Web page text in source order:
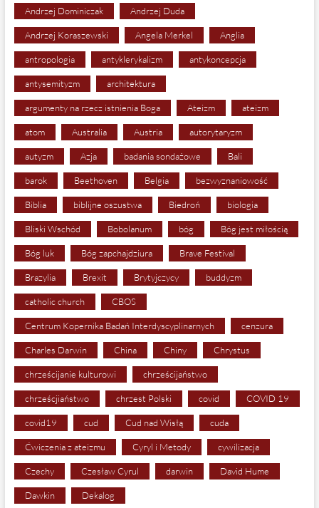
Andrzej Dominiczak Andrzej Duda
Andrzej Koraszewski Angela Merkel Anglia
antropologia antyklerykalizm antykoncepcja
antysemityzm architektura
argumenty na rzecz istnienia Boga Ateizm ateizm
atom Australia Austria autorytaryzm
autyzm Azja badania sondażowe Bali
barok Beethoven Belgia bezwyznaniowość
Biblia biblijne oszustwa Biedroń biologia
Bliski Wschód Bobolanum bóg Bóg jest miłością
Bóg luk Bóg zapchajdziura Brave Festival
Brazylia Brexit Brytyjczycy buddyzm
catholic church CBOS
Centrum Kopernika Badań Interdyscyplinarnych cenzura
Charles Darwin China Chiny Chrystus
chrześcijanie kulturowi chrześcijaństwo
chrześcjiaństwo chrzest Polski covid COVID 19
covid19 cud Cud nad Wisłą cuda
Ćwiczenia z ateizmu Cyryl i Metody cywilizacja
Czechy Czesław Cyrul darwin David Hume
Dawkin Dekalog